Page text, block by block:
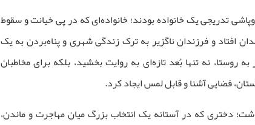
تدریجی یک خانواده بودند؛ خانواده‌ای که در پی خیانت و سقوط
افتاد و فرزندان ناگزیر به ترک زندگی شهری و پناه‌بردن به یک
روستا، نه تنها بُعد تازه‌ای به روایت بخشید، بلکه برای مخاطبان
فضایی آشنا و قابل لمس ایجاد کرد.
دختری که در آستانه یک انتخاب بزرگ میان مهاجرت و ماندن،